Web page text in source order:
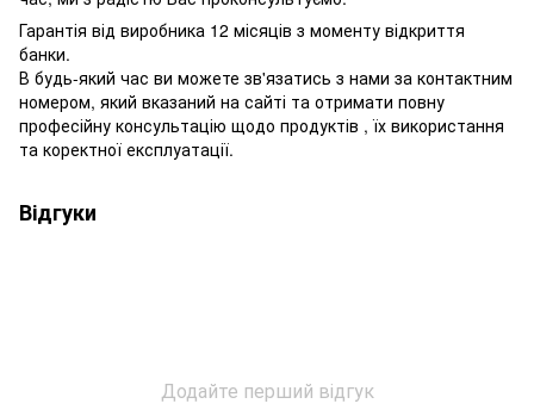
Гарантія від виробника 12 місяців з моменту відкриття
банки.
В будь-який час ви можете зв'язатись з нами за контактним
номером, який вказаний на сайті та отримати повну
професійну консультацію щодо продуктів , їх використання
та коректної експлуатації.
Відгуки
Додайте перший відгук